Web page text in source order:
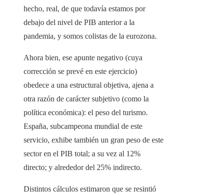
hecho, real, de que todavía estamos por
debajo del nivel de PIB anterior a la
pandemia, y somos colistas de la eurozona.
Ahora bien, ese apunte negativo (cuya
corrección se prevé en este ejercicio)
obedece a una estructural objetiva, ajena a
otra razón de carácter subjetivo (como la
política económica): el peso del turismo.
España, subcampeona mundial de este
servicio, exhibe también un gran peso de este
sector en el PIB total; a su vez al 12%
directo; y alrededor del 25% indirecto.
Distintos cálculos estimaron que se resintió